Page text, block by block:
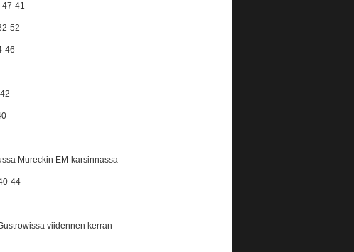
47-41
52
46
Mureckin EM-karsinnassa
44
viidennen kerran